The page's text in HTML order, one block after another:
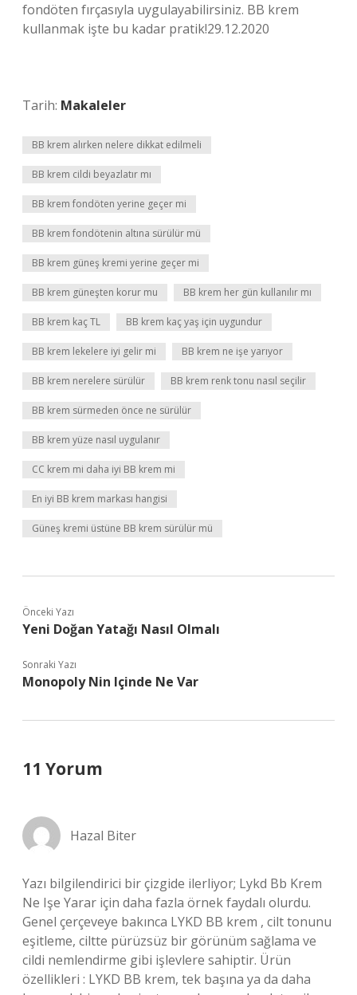
fondöten fırçasıyla uygulayabilirsiniz. BB krem ​​
kullanmak işte bu kadar pratik!29.12.2020
Tarih: Makaleler
BB krem alırken nelere dikkat edilmeli
BB krem cildi beyazlatır mı
BB krem fondöten yerine geçer mi
BB krem fondötenin altına sürülür mü
BB krem güneş kremi yerine geçer mi
BB krem güneşten korur mu BB krem her gün kullanılır mı
BB krem kaç TL BB krem kaç yaş için uygundur
BB krem lekelere iyi gelir mi BB krem ne işe yarıyor
BB krem nerelere sürülür BB krem renk tonu nasıl seçilir
BB krem sürmeden önce ne sürülür
BB krem yüze nasıl uygulanır
CC krem mi daha iyi BB krem mi
En iyi BB krem markası hangisi
Güneş kremi üstüne BB krem sürülür mü
Önceki Yazı
Yeni Doğan Yatağı Nasıl Olmalı
Sonraki Yazı
Monopoly Nin Içinde Ne Var
11 Yorum
Hazal Biter
Yazı bilgilendirici bir çizgide ilerliyor; Lykd Bb Krem
Ne Işe Yarar için daha fazla örnek faydalı olurdu.
Genel çerçeveye bakınca LYKD BB krem , cilt tonunu
eşitleme, ciltte pürüzsüz bir görünüm sağlama ve
cildi nemlendirme gibi işlevlere sahiptir. Ürün
özellikleri : LYKD BB krem, tek başına ya da daha